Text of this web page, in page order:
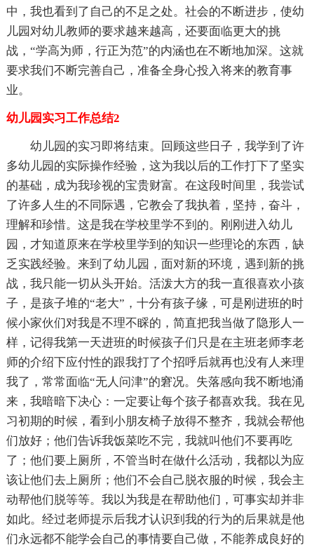
中，我也看到了自己的不足之处。社会的不断进步，使幼
儿园对幼儿教师的要求越来越高，还要面临更大的挑
战，“学高为师，行正为范”的内涵也在不断地加深。这就
要求我们不断完善自己，准备全身心投入将来的教育事
业。
幼儿园实习工作总结2
幼儿园的实习即将结束。回顾这些日子，我学到了许
多幼儿园的实际操作经验，这为我以后的工作打下了坚实
的基础，成为我珍视的宝贵财富。在这段时间里，我尝试
了许多人生的不同际遇，它教会了我执着，坚持，奋斗，
理解和珍惜。这是我在学校里学不到的。刚刚进入幼儿
园，才知道原来在学校里学到的知识一些理论的东西，缺
乏实践经验。来到了幼儿园，面对新的环境，遇到新的挑
战，我只能一切从头开始。活泼大方的我一直很喜欢小孩
子，是孩子堆的“老大”，十分有孩子缘，可是刚进班的时
候小家伙们对我是不理不睬的，简直把我当做了隐形人一
样，记得我第一天进班的时候孩子们只是在主班老师李老
师的介绍下应付性的跟我打了个招呼后就再也没有人来理
我了，常常面临“无人问津”的窘况。失落感向我不断地涌
来，我暗暗下决心：一定要让每个孩子都喜欢我。我在见
习初期的时候，看到小朋友椅子放得不整齐，我就会帮他
们放好；他们告诉我饭菜吃不完，我就叫他们不要再吃
了；他们要上厕所，不管当时在做什么活动，我都以为应
该让他们去上厕所；他们不会自己脱衣服的时候，我会主
动帮他们脱等等。我以为我是在帮助他们，可事实却并非
如此。经过老师提示后我才认识到我的行为的后果就是他
们永远都不能学会自己的事情要自己做，不能养成良好的